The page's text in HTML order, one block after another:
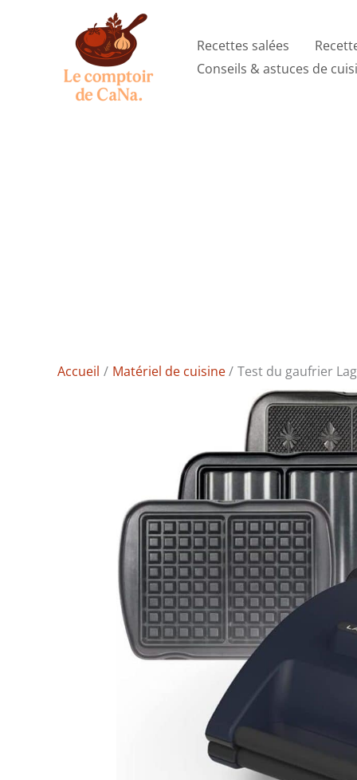
Recettes salées
Conseils & astuces de
Accueil Matériel de cuisine Test du gaufrier